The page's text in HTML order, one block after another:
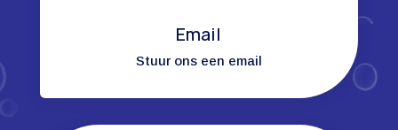
Email
Stuur ons een email